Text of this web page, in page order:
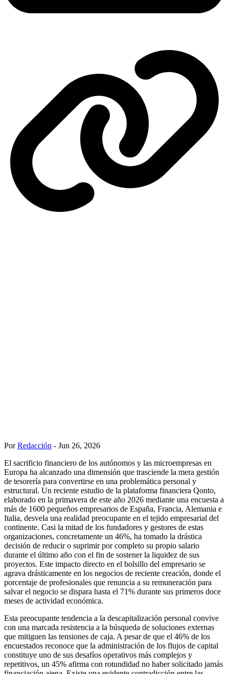
PorRedacción - Jun 26, 2026
El sacrificio financiero de los autónomos y las microempresas en
Europa ha alcanzado una dimensión que trasciende la mera gestión
de tesorería para convertirse en una problemática personal y
estructural. Un reciente estudio de la plataforma financiera Qonto,
elaborado en la primavera de este año 2026 mediante una encuesta a
más de 1600 pequeños empresarios de España, Francia, Alemania e
Italia, desvela una realidad preocupante en el tejido empresarial del
continente. Casi la mitad de los fundadores y gestores de estas
organizaciones, concretamente un 46%, ha tomado la drástica
decisión de reducir o suprimir por completo su propio salario
durante el último año con el fin de sostener la liquidez de sus
proyectos. Este impacto directo en el bolsillo del empresario se
agrava drásticamente en los negocios de reciente creación, donde el
porcentaje de profesionales que renuncia a su remuneración para
salvar el negocio se dispara hasta el 71% durante sus primeros doce
meses de actividad económica.
Esta preocupante tendencia a la descapitalización personal convive
con una marcada resistencia a la búsqueda de soluciones externas
que mitiguen las tensiones de caja. A pesar de que el 46% de los
encuestados reconoce que la administración de los flujos de capital
constituye uno de sus desafíos operativos más complejos y
repetitivos, un 45% afirma con rotundidad no haber solicitado jamás